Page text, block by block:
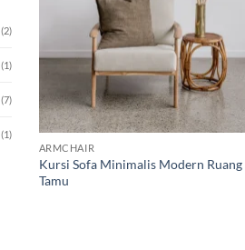
(2)
(1)
(7)
(1)
ARMCHAIR
Kursi Sofa Minimalis Modern Ruang
Tamu